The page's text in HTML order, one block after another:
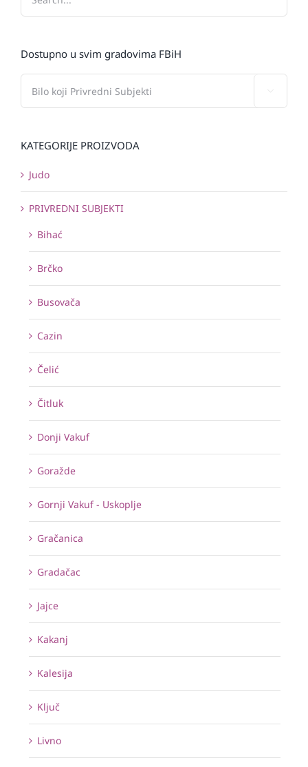
Dostupno u svim gradovima FBiH
KATEGORIJE PROIZVODA
Judo
PRIVREDNI SUBJEKTI
Bihać
Brčko
Busovača
Cazin
Čelić
Čitluk
Donji Vakuf
Goražde
Gornji Vakuf - Uskoplje
Gračanica
Gradačac
Jajce
Kakanj
Kalesija
Ključ
Livno